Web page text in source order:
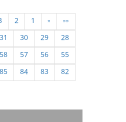
««
«
1
2
28
29
30
31
55
56
57
58
82
83
84
85